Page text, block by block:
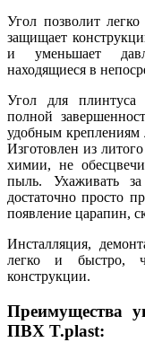
Угол позволит
защищает
и уменьшает
находящиеся в
Угол для плинтуса
полной
удобным креплениям
Изготовлен из
химии, не
пыль. Ухаживать
достаточно просто
появление царапин,
Инсталляция,
легко и быстро,
конструкции.
Преимущества
ПВХ T.рlast: